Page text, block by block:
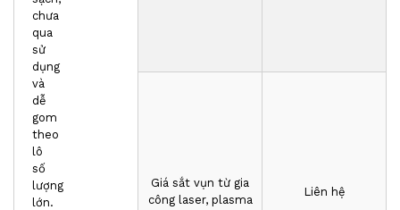
chưa
qua
sử
dụng
và
dễ
gom
theo
lô
số
lượng
lớn.
Giá sắt vụn từ gia
công laser, plasma
Liên hệ